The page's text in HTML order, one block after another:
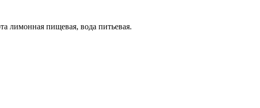
лимонная пищевая, вода питьевая.